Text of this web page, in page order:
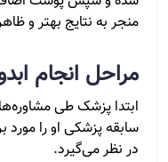
منجر به نتایج بهتر و
مراحل انجام
ابتدا پزشک طی
سابقه پزشکی او را مورد
در نظر می‌گیرد.